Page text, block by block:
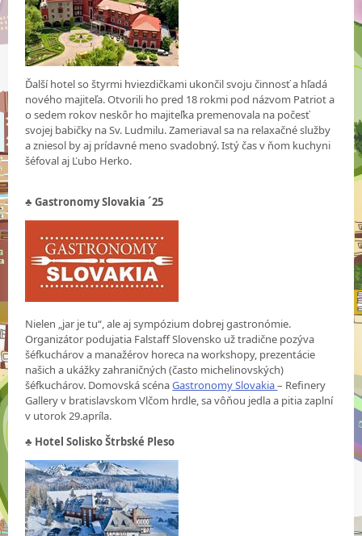
Ďalší hotel so štyrmi hviezdičkami ukončil svoju činnosť a hľadá
nového majiteľa. Otvorili ho pred 18 rokmi pod názvom Patriot a
o sedem rokov neskôr ho majiteľka premenovala na počesť
svojej babičky na Sv. Ludmilu. Zameriaval sa na relaxačné služby
a zniesol by aj prídavné meno svadobný. Istý čas v ňom kuchyni
šéfoval aj Ľubo Herko.
♣Gastronomy Slovakia ´25
Nielen „jar je tu“, ale aj sympózium dobrej gastronómie.
Organizátor podujatia Falstaff Slovensko už tradične pozýva
šéfkuchárov a manažérov horeca na workshopy, prezentácie
našich a ukážky zahraničných (často michelinovských)
šéfkuchárov. Domovská scénaGastronomy Slovakia– Refinery
Gallery v bratislavskom Vlčom hrdle, sa vôňou jedla a pitia zaplní
v utorok 29.apríla.
♣ Hotel Solisko Štrbské Pleso